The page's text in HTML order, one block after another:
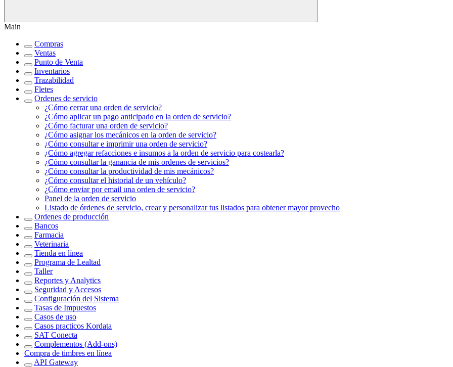
Main
Compras
Ventas
Punto de Venta
Inventarios
Trazabilidad
Fletes
Ordenes de servicio
¿Cómo cerrar una orden de servicio?
¿Cómo aplicar un pago anticipado en la orden de servicio?
¿Cómo facturar una orden de servicio?
¿Cómo asignar los mecánicos en la orden de servicio?
¿Cómo consultar e imprimir una orden de servicio?
¿Cómo agregar refacciones e insumos a la orden de servicio para costearla?
¿Cómo consultar la ganancia de mis ordenes de servicios?
¿Cómo consultar la productividad de mis mecánicos?
¿Cómo consultar el historial de un vehículo?
¿Cómo enviar por email una orden de servicio?
Panel de la orden de servicio
Listado de órdenes de servicio, crear y personalizar tus listados para obtener mayor provecho
Ordenes de producción
Bancos
Farmacia
Veterinaria
Tienda en línea
Programa de Lealtad
Taller
Reportes y Analytics
Seguridad y Accesos
Configuración del Sistema
Tasas de Impuestos
Casos de uso
Casos practicos Kordata
SAT Conecta
Complementos (Add-ons)
Compra de timbres en línea
API Gateway